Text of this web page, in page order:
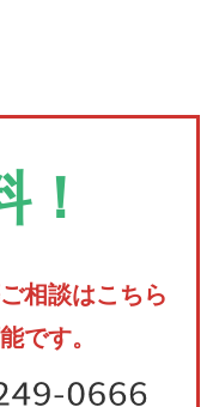
相談はこちら
です。